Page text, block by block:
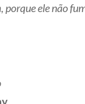
porque ele não